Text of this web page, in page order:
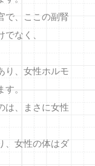
で、ここの副腎
なく、
り、女性ホルモ
。
は、まさに女性
、女性の体はダ